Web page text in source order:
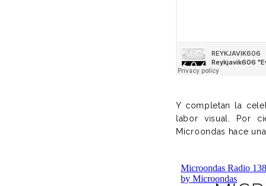
Y completan la
labor visual. Por
Microondas hace